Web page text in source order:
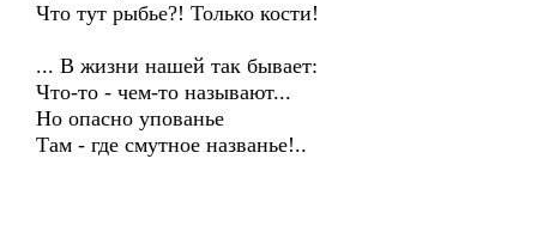
Что тут рыбье?! Только кости!
... В жизни нашей так бывает:
Что-то - чем-то называют...
Но опасно упованье
Там - где смутное названье!..